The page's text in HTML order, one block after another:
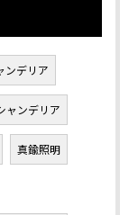
ンデリア
ャンデリア
真鍮照明